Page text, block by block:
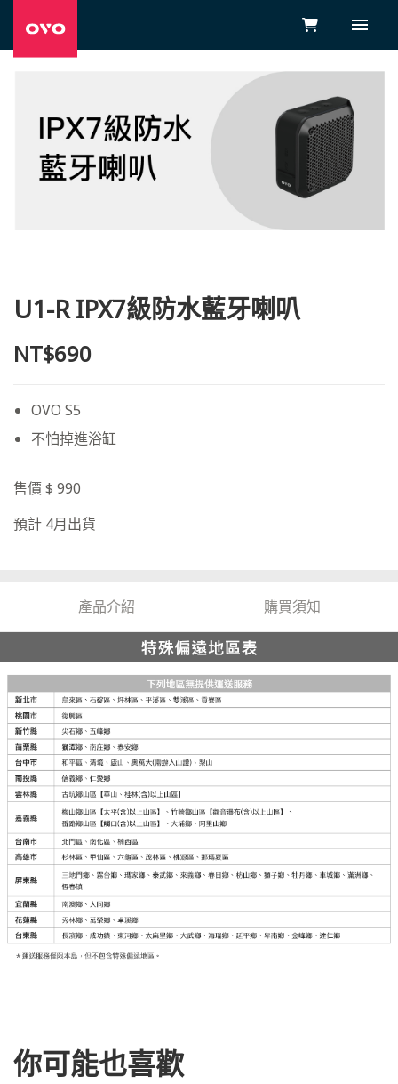
U1-R IPX7級防水藍牙喇叭
NT$690
OVO S5
不怕掉進浴缸
售價 $ 990
預計 4月出貨
產品介紹 購買須知
你可能也喜歡